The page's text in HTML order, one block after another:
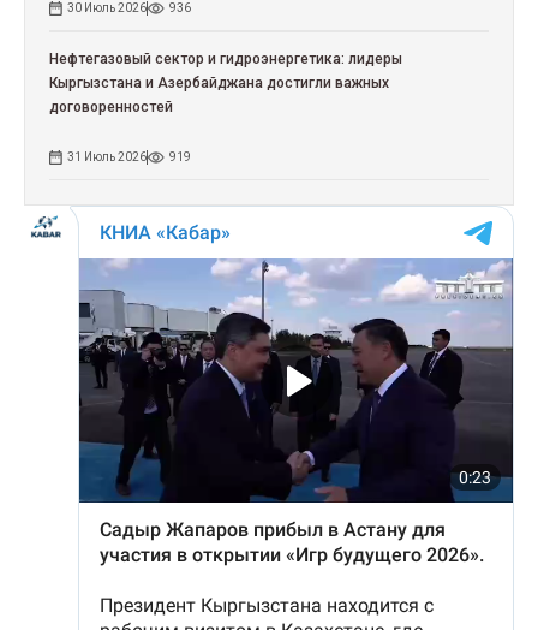
30 Июль 2026 936
Нефтегазовый сектор и гидроэнергетика: лидеры
Кыргызстана и Азербайджана достигли важных
договоренностей
31 Июль 2026 919